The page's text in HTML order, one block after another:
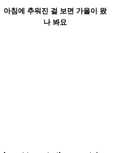
아침에 추워진 걸 보면 가을이 왔
나 봐요